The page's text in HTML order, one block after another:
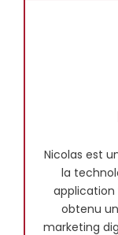
Nicolas est
la
application
obtenu
marketing